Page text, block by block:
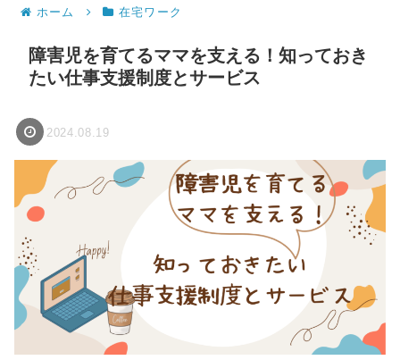
ホーム 在宅ワーク
障害児を育てるママを支える！知っておき
たい仕事支援制度とサービス
2024.08.19